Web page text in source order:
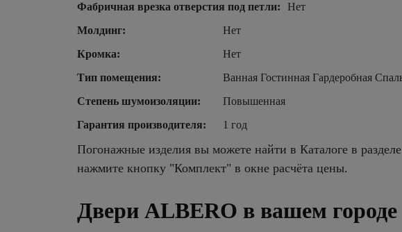
Фабричная врезка отверстия под петли:
Нет
Молдинг:
Нет
Кромка:
Нет
Тип помещения:
Ванная Гостинная Гардеробная
Степень шумоизоляции:
Повышенная
Гарантия производителя:
1 год
Погонажные изделия вы можете найти в Каталоге в
нажмите кнопку "Комплект" в окне расчёта цены.
Двери ALBERO в вашем городе